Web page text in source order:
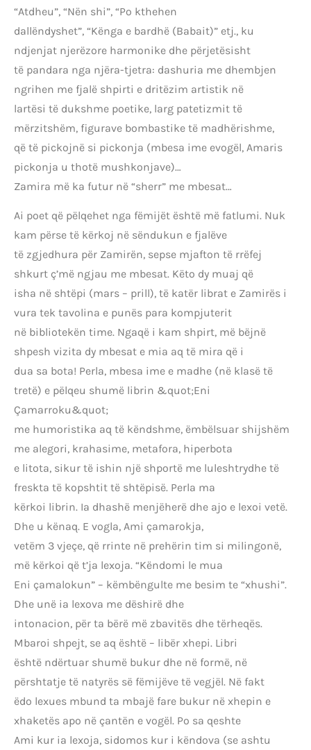
“Atdheu”, “Nën shi”, “Po kthehen
dallëndyshet”, “Kënga e bardhë (Babait)” etj., ku
ndjenjat njerëzore harmonike dhe përjetësisht
të pandara nga njëra-tjetra: dashuria me dhembjen
ngrihen me fjalë shpirti e dritëzim artistik në
lartësi të dukshme poetike, larg patetizmit të
mërzitshëm, figurave bombastike të madhërishme,
që të pickojnë si pickonja (mbesa ime evogël, Amaris
pickonja u thotë mushkonjave)…
Zamira më ka futur në “sherr” me mbesat…
Ai poet që pëlqehet nga fëmijët është më fatlumi. Nuk
kam përse të kërkoj në sëndukun e fjalëve
të zgjedhura për Zamirën, sepse mjafton të rrëfej
shkurt ç’më ngjau me mbesat. Këto dy muaj që
isha në shtëpi (mars – prill), të katër librat e Zamirës i
vura tek tavolina e punës para kompjuterit
në bibliotekën time. Ngaqë i kam shpirt, më bëjnë
shpesh vizita dy mbesat e mia aq të mira që i
dua sa bota! Perla, mbesa ime e madhe (në klasë të
tretë) e pëlqeu shumë librin &quot;Eni
Çamarroku&quot;
me humoristika aq të këndshme, ëmbëlsuar shijshëm
me alegori, krahasime, metafora, hiperbota
e litota, sikur të ishin një shportë me luleshtrydhe të
freskta të kopshtit të shtëpisë. Perla ma
kërkoi librin. Ia dhashë menjëherë dhe ajo e lexoi vetë.
Dhe u kënaq. E vogla, Ami çamarokja,
vetëm 3 vjeçe, që rrinte në prehërin tim si milingonë,
më kërkoi që t’ja lexoja. “Këndomi le mua
Eni çamalokun” – këmbëngulte me besim te “xhushi”.
Dhe unë ia lexova me dëshirë dhe
intonacion, për ta bërë më zbavitës dhe tërheqës.
Mbaroi shpejt, se aq është – libër xhepi. Libri
është ndërtuar shumë bukur dhe në formë, në
përshtatje të natyrës së fëmijëve të vegjël. Në fakt
ëdo lexues mbund ta mbajë fare bukur në xhepin e
xhaketës apo në çantën e vogël. Po sa qeshte
Ami kur ia lexoja, sidomos kur i këndova (se ashtu